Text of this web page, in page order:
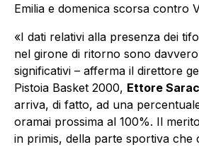
Emilia e domenica scorsa contro
«I dati relativi alla presenza dei
nel girone di ritorno sono
significativi – afferma il direttore
Pistoia Basket 2000, Ettore
arriva, di fatto, ad una
oramai prossima al 100%. Il
in primis, della parte sportiva che